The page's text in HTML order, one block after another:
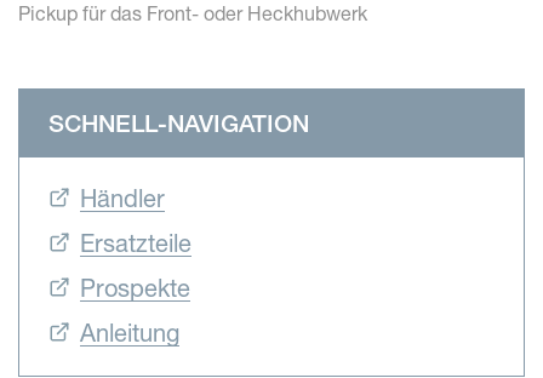
Pickup für das Front- oder Heckhubwerk
SCHNELL-NAVIGATION
Händler
Ersatzteile
Prospekte
Anleitung